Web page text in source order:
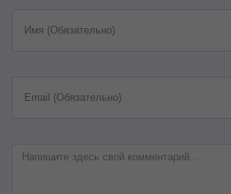
Имя (Обязательно)
Email (Обязательно)